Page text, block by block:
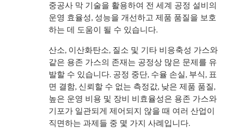
중공사 막 기술을 활용하여 전 세계 공정 설비의
운영 효율성, 성능을 개선하고 제품 품질을 보호
하는 데 도움이 될 수 있습니다.
산소, 이산화탄소, 질소 및 기타 비응축성 가스와
같은 용존 가스의 존재는 공정상 많은 문제를 유
발할 수 있습니다. 공정 중단, 수율 손실, 부식, 표
면 결함, 신뢰할 수 없는 측정값, 낮은 제품 품질,
높은 운영 비용 및 장비 비효율성은 용존 가스와
기포가 일관되게 제어되지 않을 때 여러 산업이
직면하는 과제들 중 몇 가지 사례입니다.